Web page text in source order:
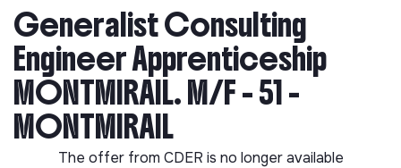
Generalist Consulting
Engineer Apprenticeship
MONTMIRAIL. M/F - 51 -
MONTMIRAIL
The offer from CDER is no longer available